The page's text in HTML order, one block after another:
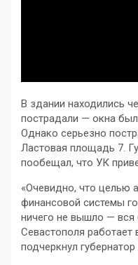
В здании находились
пострадали — окна
Однако серьезно
Ластовая площадь 7.
пообещал, что УК
«Очевидно, что целью
финансовой системы
ничего не вышло — вся
Севастополя
подчеркнул